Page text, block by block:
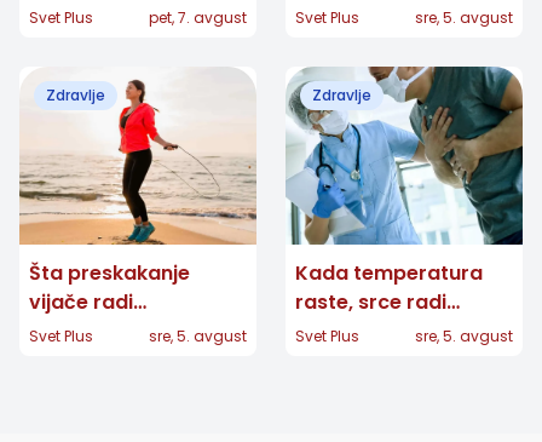
zdravije, ali šta
Svet Plus pet, 7. avgust
Kako se zaštititi i šta
apoteku
Svet Plus sre, 5. avgust
Zdravlje
Šta preskakanje
vijače radi
organizmu: Kratak
Svet Plus sre, 5. avgust
Zdravlje
Kada temperatura
raste, srce radi
napornije: Pet
Svet Plus sre, 5. avgust